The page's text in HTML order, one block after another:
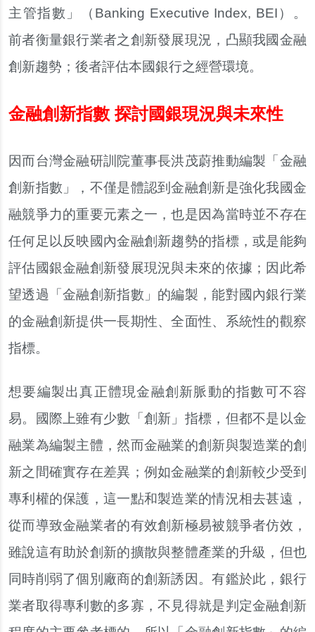
主管指數」（Banking Executive Index, BEI）。
前者衡量銀行業者之創新發展現況，凸顯我國金融
創新趨勢；後者評估本國銀行之經營環境。
金融創新指數 探討國銀現況與未來性
因而台灣金融研訓院董事長洪茂蔚推動編製「金融
創新指數」，不僅是體認到金融創新是強化我國金
融競爭力的重要元素之一，也是因為當時並不存在
任何足以反映國內金融創新趨勢的指標，或是能夠
評估國銀金融創新發展現況與未來的依據；因此希
望透過「金融創新指數」的編製，能對國內銀行業
的金融創新提供一長期性、全面性、系統性的觀察
指標。
想要編製出真正體現金融創新脈動的指數可不容
易。國際上雖有少數「創新」指標，但都不是以金
融業為編製主體，然而金融業的創新與製造業的創
新之間確實存在差異；例如金融業的創新較少受到
專利權的保護，這一點和製造業的情況相去甚遠，
從而導致金融業者的有效創新極易被競爭者仿效，
雖說這有助於創新的擴散與整體產業的升級，但也
同時削弱了個別廠商的創新誘因。有鑑於此，銀行
業者取得專利數的多寡，不見得就是判定金融創新